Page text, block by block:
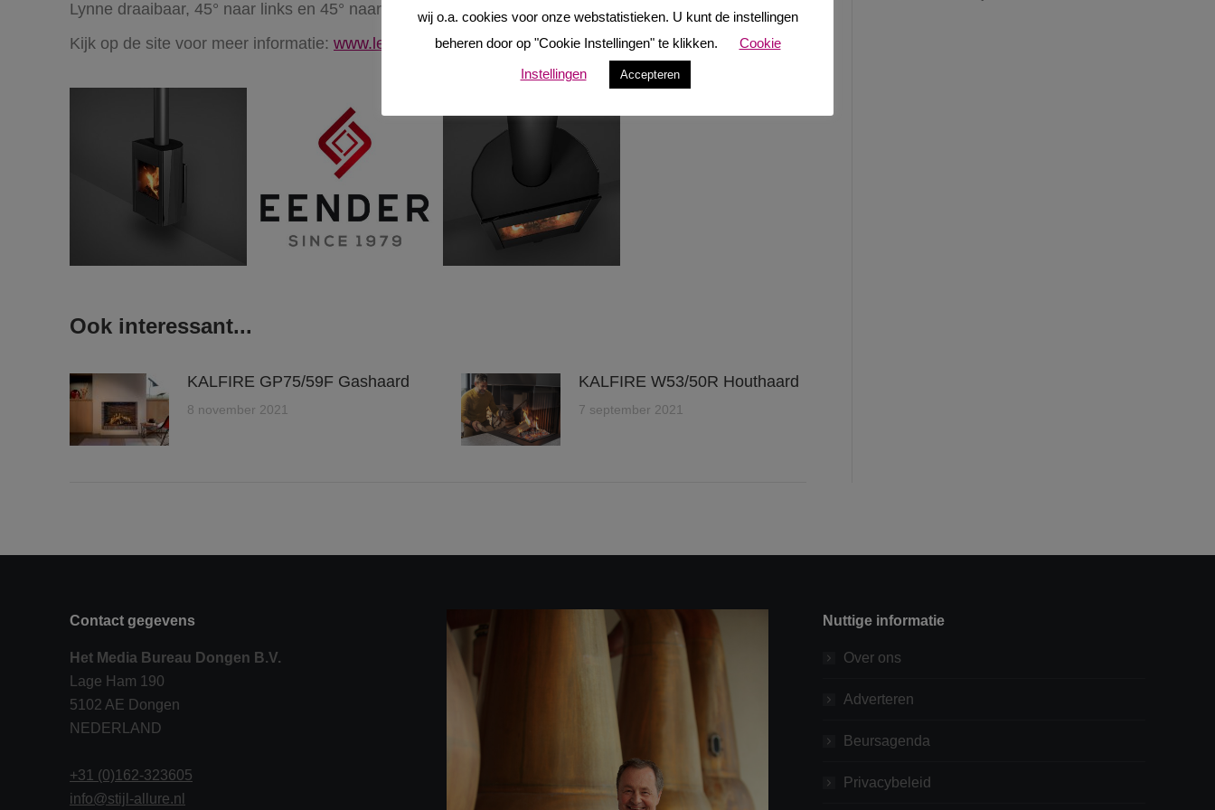
Lynne draaibaar, 45° naar links en 45° naar rechts. Een draaibaar vuur aan de muur.
Kijk op de site voor meer informatie: www.leenders.nl
Ook interessant...
KALFIRE GP75/59F Gashaard
8 november 2021
KALFIRE W53/50R Houthaard
7 september 2021
Contact gegevens
Het Media Bureau Dongen B.V.
Lage Ham 190
5102 AE Dongen
NEDERLAND
+31 (0)162-323605
info@stijl-allure.nl
Nuttige informatie
Over ons
Adverteren
Beursagenda
Privacybeleid
wij o.a. cookies voor onze webstatistieken. U kunt de instellingen
beheren door op "Cookie Instellingen" te klikken.
Cookie
Instellingen
Accepteren